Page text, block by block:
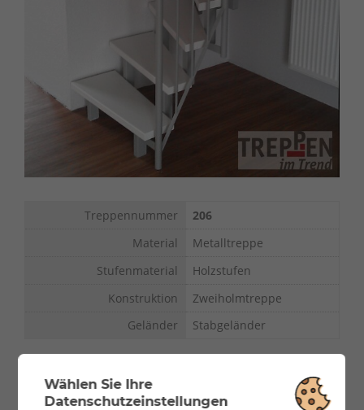
Treppennummer
206
Material
Metalltreppe
Stufenmaterial
Holzstufen
Konstruktion
Zweiholmtreppe
Geländer
Stabgeländer
Wählen Sie Ihre
Datenschutzeinstellungen